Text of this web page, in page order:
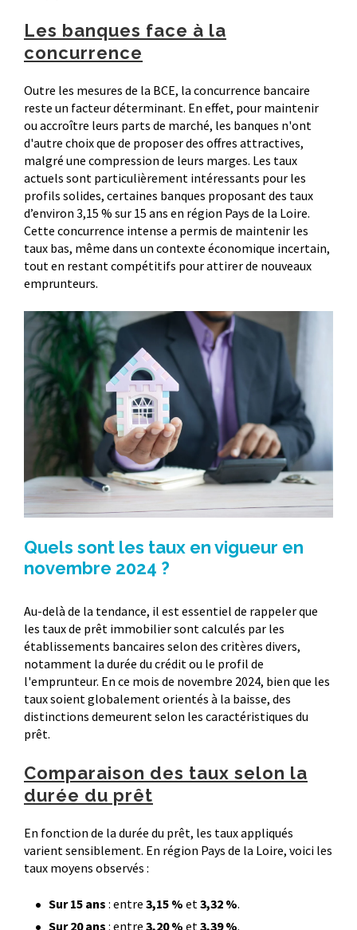
Les banques face à la
concurrence
Outre les mesures de la BCE, la concurrence bancaire
reste un facteur déterminant. En effet, pour maintenir
ou accroître leurs parts de marché, les banques n'ont
d'autre choix que de proposer des offres attractives,
malgré une compression de leurs marges. Les taux
actuels sont particulièrement intéressants pour les
profils solides, certaines banques proposant des taux
d’environ 3,15 % sur 15 ans en région Pays de la Loire.
Cette concurrence intense a permis de maintenir les
taux bas, même dans un contexte économique incertain,
tout en restant compétitifs pour attirer de nouveaux
emprunteurs.
Quels sont les taux en vigueur en
novembre 2024 ?
Au-delà de la tendance, il est essentiel de rappeler que
les taux de prêt immobilier sont calculés par les
établissements bancaires selon des critères divers,
notamment la durée du crédit ou le profil de
l'emprunteur. En ce mois de novembre 2024, bien que les
taux soient globalement orientés à la baisse, des
distinctions demeurent selon les caractéristiques du
prêt.
Comparaison des taux selon la
durée du prêt
En fonction de la durée du prêt, les taux appliqués
varient sensiblement. En région Pays de la Loire, voici les
taux moyens observés :
Sur 15 ans : entre 3,15 % et 3,32 %.
Sur 20 ans : entre 3,20 % et 3,39 %.